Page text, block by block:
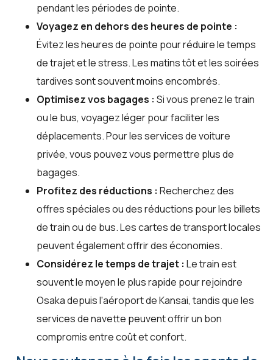
pendant les périodes de pointe.
Voyagez en dehors des heures de pointe :
Évitez les heures de pointe pour réduire le temps
de trajet et le stress. Les matins tôt et les soirées
tardives sont souvent moins encombrés.
Optimisez vos bagages : Si vous prenez le train
ou le bus, voyagez léger pour faciliter les
déplacements. Pour les services de voiture
privée, vous pouvez vous permettre plus de
bagages.
Profitez des réductions : Recherchez des
offres spéciales ou des réductions pour les billets
de train ou de bus. Les cartes de transport locales
peuvent également offrir des économies.
Considérez le temps de trajet : Le train est
souvent le moyen le plus rapide pour rejoindre
Osaka depuis l'aéroport de Kansai, tandis que les
services de navette peuvent offrir un bon
compromis entre coût et confort.